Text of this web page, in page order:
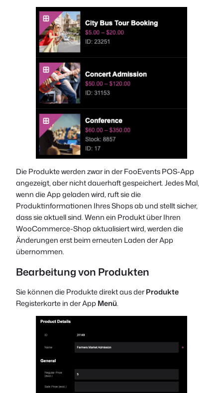
Die Produkte werden zwar in der FooEvents POS-App
angezeigt, aber nicht dauerhaft gespeichert. Jedes Mal,
wenn die App geladen wird, ruft sie die
Produktinformationen Ihres Shops ab und stellt sicher,
dass sie aktuell sind. Wenn ein Produkt über Ihren
WooCommerce-Shop aktualisiert wird, werden die
Änderungen erst beim erneuten Laden der App
übernommen.
Bearbeitung von Produkten
Sie können die Produkte direkt aus derProdukte
Registerkarte in der AppMenü.